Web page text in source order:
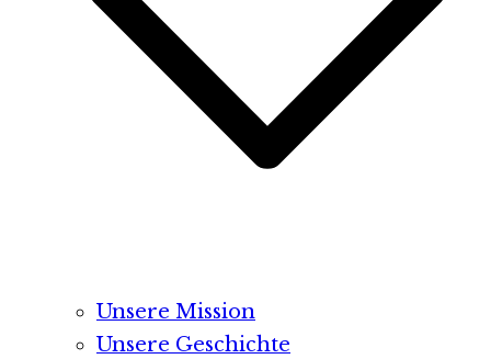
Unsere Mission
Unsere Geschichte